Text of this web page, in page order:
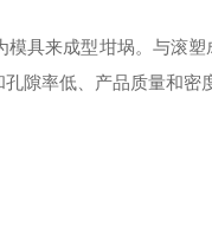
具来成型坩埚。与滚
隙率低、产品质量和密